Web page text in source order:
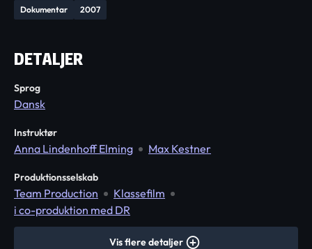
Dokumentar 2007
DETALJER
Sprog
Dansk
Instruktør
Anna Lindenhoff Elming Max Kestner
Produktionsselskab
Team Production
Klassefilm
i co-produktion med DR
Vis flere detaljer